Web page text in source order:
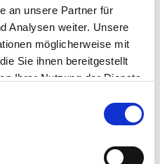
an unsere Partner für
Analysen weiter. Unsere
möglicherweise mit
Sie ihnen bereitgestellt
Ihrer Nutzung der Dienste
befindet